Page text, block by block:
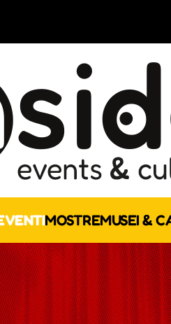
MOSTREMUSEI &